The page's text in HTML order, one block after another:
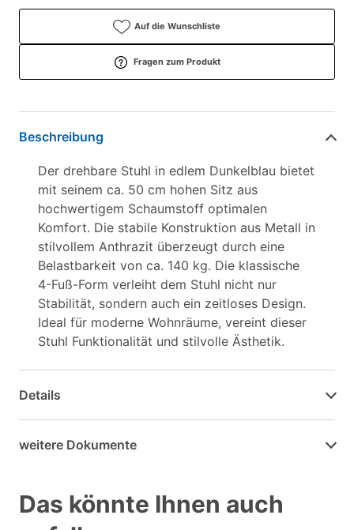
Auf die Wunschliste
Fragen zum Produkt
Beschreibung
Der drehbare Stuhl in edlem Dunkelblau bietet
mit seinem ca. 50 cm hohen Sitz aus
hochwertigem Schaumstoff optimalen
Komfort. Die stabile Konstruktion aus Metall in
stilvollem Anthrazit überzeugt durch eine
Belastbarkeit von ca. 140 kg. Die klassische
4-Fuß-Form verleiht dem Stuhl nicht nur
Stabilität, sondern auch ein zeitloses Design.
Ideal für moderne Wohnräume, vereint dieser
Stuhl Funktionalität und stilvolle Ästhetik.
Details
weitere Dokumente
Das könnte Ihnen auch